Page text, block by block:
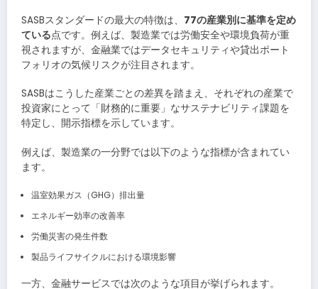
SASBスタンダードの最大の特徴は、 77の産業別に基準を定め
ている点です。例えば、製造業では労働安全や環境負荷が重
視されますが、金融業ではデータセキュリティや貸出ポート
フォリオの気候リスクが注目されます。
SASBはこうした産業ごとの差異を踏まえ、それぞれの産業で
投資家にとって「財務的に重要」なサステナビリティ課題を
特定し、開示指標を示しています。
例えば、製造業の一分野では以下のような指標が含まれてい
ます。
温室効果ガス（GHG）排出量
エネルギー効率の改善率
労働災害の発生件数
製品ライフサイクルにおける環境影響
一方、金融サービスでは次のような項目が挙げられます。